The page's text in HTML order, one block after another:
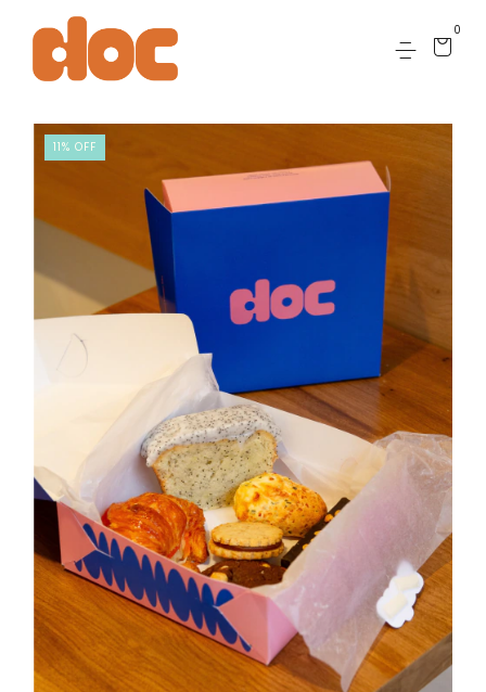
0
11% OFF